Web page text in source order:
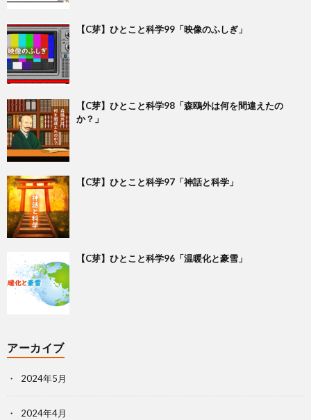
【C芽】ひとこと科学99「映像のふしぎ」
【C芽】ひとこと科学98「森鴎外は何を間違えたの
か？」
【C芽】ひとこと科学97「神話と科学」
【C芽】ひとこと科学96「温暖化と豪雪」
アーカイブ
2024年5月
2024年4月